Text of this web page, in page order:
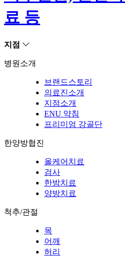
지점
병원소개
브랜드스토리
의료진소개
지점소개
ENU 약침
프리미엄 강골단
한양방협진
올케어치료
검사
한방치료
양방치료
척추/관절
목
어깨
허리